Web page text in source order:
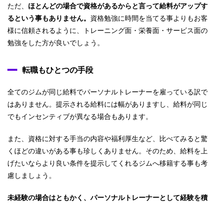
ただ、 ほとんどの場合で資格があるからと言って給料がアップす
るという事もありません。 資格勉強に時間を当てる事よりもお客
様に信頼されるように、トレーニング面・栄養面・サービス面の
勉強をした方が良いでしょう。
転職もひとつの手段
全てのジムが同じ給料でパーソナルトレーナーを雇っている訳で
はありません。提示される給料には幅がありますし、給料が同じ
でもインセンティブが異なる場合もあります。
また、資格に対する手当の内容や福利厚生など、比べてみると驚
くほどの違いがある事も珍しくありません。そのため、給料を上
げたいならより良い条件を提示してくれるジムへ移籍する事も考
慮しましょう。
未経験の場合はともかく、パーソナルトレーナーとして経験を積